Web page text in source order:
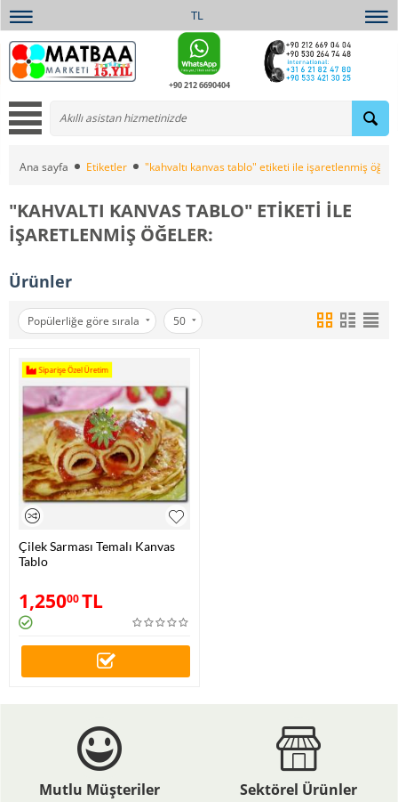
TL
+90 212 6690404
Ana sayfa Etiketler "kahvaltı kanvas tablo" etiketi ile işaretlenmiş
"KAHVALTI KANVAS TABLO" ETIKETI ILE
IŞARETLENMIŞ ÖĞELER:
Ürünler
Popülerliğe göre sırala 50
Siparişe Özel Üretim
Çilek Sarması Temalı Kanvas
Tablo
1,25000TL
Mutlu Müşteriler Sektörel Ürünler